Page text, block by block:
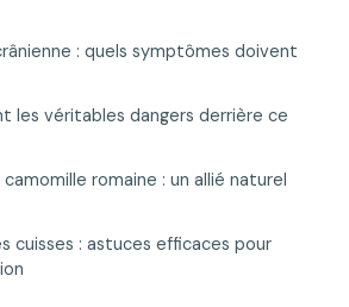
: quels symptômes doivent
les véritables dangers derrière ce
romaine : un allié naturel
cuisses : astuces efficaces pour